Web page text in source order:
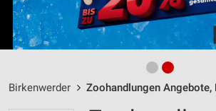
Birkenwerder Zoohandlungen Angebote,